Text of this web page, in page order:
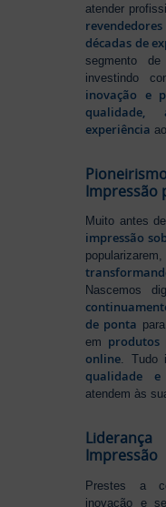
atender
décadas de
segmento de
investindo
inovação e
experiência
Impressão
Muito antes
impressão
Nascemos
de ponta
em produtos
online. Tudo
qualidade e
atendem às
Impressão
Prestes a
inovação e